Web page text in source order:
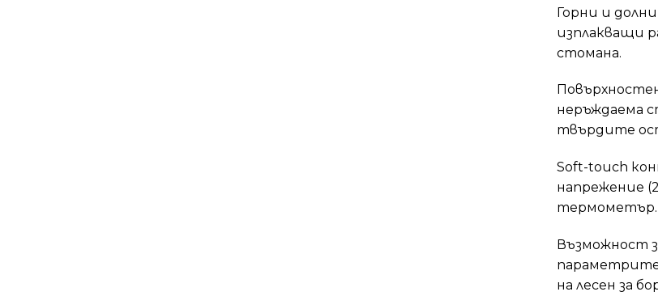
Горни и
изплакващи
стомана.
неръждаема
твърдите
Soft-touch
напрежение
термометър.
Възможност
на лесен за